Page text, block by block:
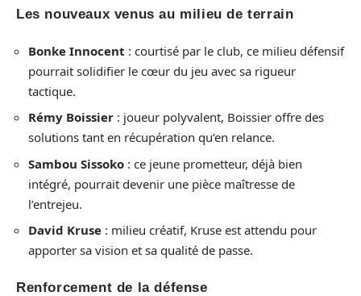
Les nouveaux venus au milieu de terrain
Bonke Innocent : courtisé par le club, ce milieu défensif
pourrait solidifier le cœur du jeu avec sa rigueur
tactique.
Rémy Boissier : joueur polyvalent, Boissier offre des
solutions tant en récupération qu’en relance.
Sambou Sissoko : ce jeune prometteur, déjà bien
intégré, pourrait devenir une pièce maîtresse de
l’entrejeu.
David Kruse : milieu créatif, Kruse est attendu pour
apporter sa vision et sa qualité de passe.
Renforcement de la défense